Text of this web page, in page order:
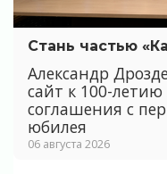
Стань частью
Александр
сайт к 100-
соглашения с
юбилея
06 августа 2026